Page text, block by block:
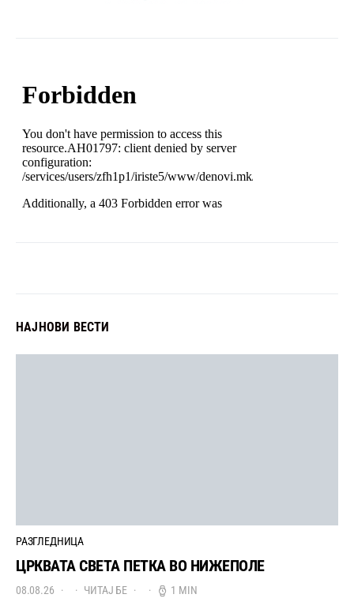
НАЈНОВИ ВЕСТИ
РАЗГЛЕДНИЦА
ЦРКВАТА СВЕТА ПЕТКА ВО НИЖЕПОЛЕ
08.08.26 ЧИТАЈ БЕ 1 MIN